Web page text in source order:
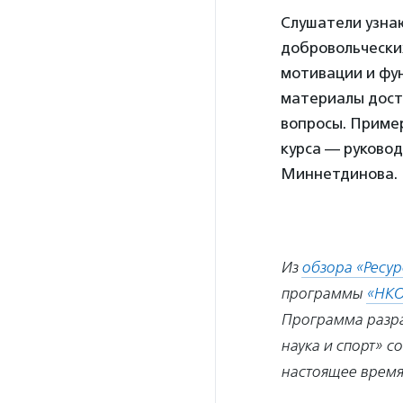
Слушатели
мотивации и
материалы
вопросы.
курса —
Миннетдинова.
Изобзора
программы
Программа
наука и спорт»
настоящее